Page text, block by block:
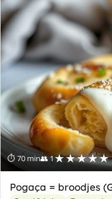
⏱ 70 min👥 1★★★★★
Pogaça = broodjes